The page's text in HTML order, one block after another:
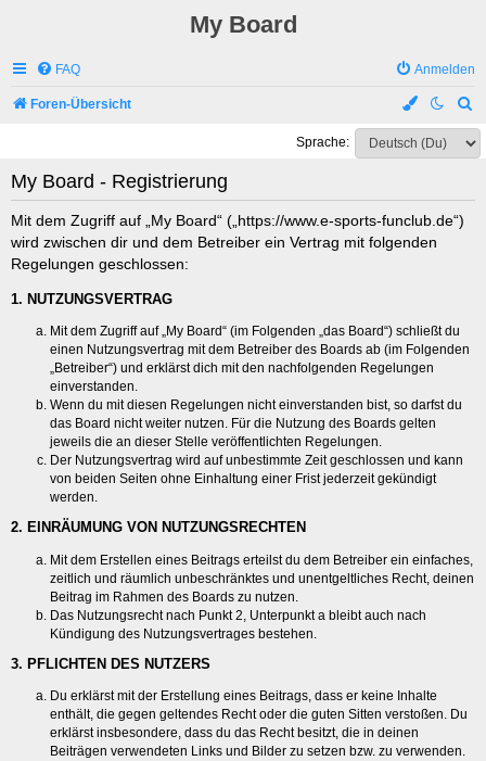
My Board
FAQ Anmelden
Foren-Übersicht
u
c
Sprache:
My Board - Registrierung
Mit dem Zugriff auf „My Board“ („https://www.e-sports-funclub.de“)
wird zwischen dir und dem Betreiber ein Vertrag mit folgenden
Regelungen geschlossen:
1. NUTZUNGSVERTRAG
Mit dem Zugriff auf „My Board“ (im Folgenden „das Board“) schließt du
einen Nutzungsvertrag mit dem Betreiber des Boards ab (im Folgenden
„Betreiber“) und erklärst dich mit den nachfolgenden Regelungen
einverstanden.
Wenn du mit diesen Regelungen nicht einverstanden bist, so darfst du
das Board nicht weiter nutzen. Für die Nutzung des Boards gelten
jeweils die an dieser Stelle veröffentlichten Regelungen.
Der Nutzungsvertrag wird auf unbestimmte Zeit geschlossen und kann
von beiden Seiten ohne Einhaltung einer Frist jederzeit gekündigt
werden.
2. EINRÄUMUNG VON NUTZUNGSRECHTEN
Mit dem Erstellen eines Beitrags erteilst du dem Betreiber ein einfaches,
zeitlich und räumlich unbeschränktes und unentgeltliches Recht, deinen
Beitrag im Rahmen des Boards zu nutzen.
Das Nutzungsrecht nach Punkt 2, Unterpunkt a bleibt auch nach
Kündigung des Nutzungsvertrages bestehen.
3. PFLICHTEN DES NUTZERS
Du erklärst mit der Erstellung eines Beitrags, dass er keine Inhalte
enthält, die gegen geltendes Recht oder die guten Sitten verstoßen. Du
erklärst insbesondere, dass du das Recht besitzt, die in deinen
Beiträgen verwendeten Links und Bilder zu setzen bzw. zu verwenden.